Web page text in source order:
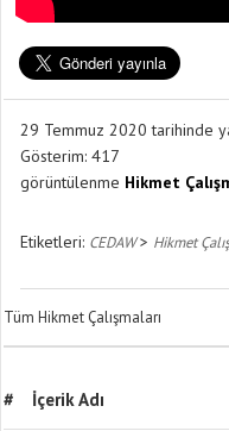
29 Temmuz 2020 tarihinde
Gösterim: 417
görüntülenme Hikmet
Etiketleri: CEDAW> Hikmet
Tüm Hikmet Çalışmaları
# İçerik Adı